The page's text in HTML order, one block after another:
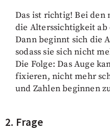
Das ist richtig! Bei den
die Alterssichtigkeit ab
Dann beginnt sich die
sodass sie sich nicht
Die Folge: Das Auge
fixieren, nicht mehr
und Zahlen beginnen
2. Frage